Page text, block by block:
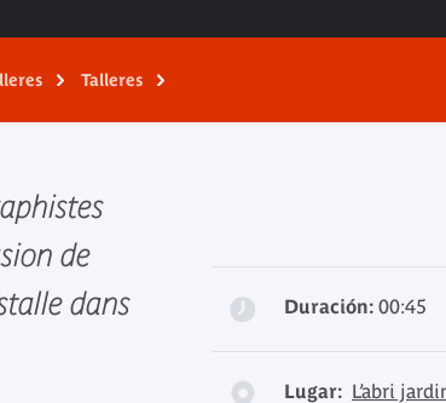
Talleres
de
dans
Duración: 00:45
Lugar: L’abri